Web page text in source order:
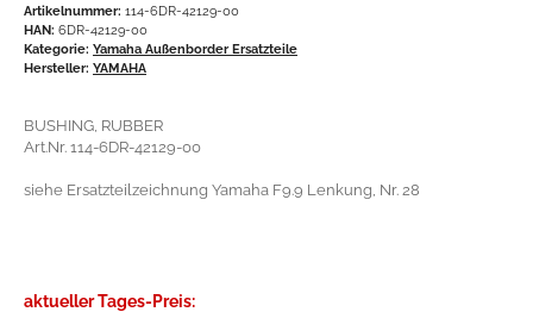
Artikelnummer: 114-6DR-42129-00
HAN: 6DR-42129-00
Kategorie: Yamaha Außenborder Ersatzteile
Hersteller: YAMAHA
BUSHING, RUBBER
Art.Nr. 114-6DR-42129-00
siehe Ersatzteilzeichnung Yamaha F9.9 Lenkung, Nr. 28
aktueller Tages-Preis: